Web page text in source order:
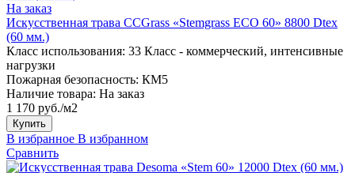
На заказ
Искусственная трава CCGrass «Stemgrass ECO 60» 8800 Dtex
(60 мм.)
Класс использования: 33 Класс - коммерческий, интенсивные
нагрузки
Пожарная безопасность: КМ5
Наличие товара: На заказ
1 170 руб./м2
Купить
В избранное В избранном
Сравнить